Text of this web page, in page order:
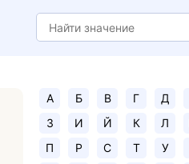
А Б В Г Д
З
И Й К Л
П
Р С Т У